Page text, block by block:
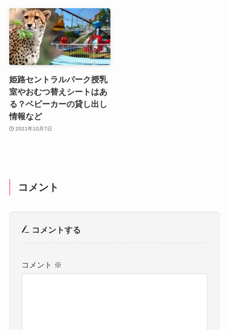
姫路セントラルパーク授乳
室やおむつ替えシートはあ
る？ベビーカーの貸し出し
情報など
2021年10月7日
コメント
コメントする
コメント ※